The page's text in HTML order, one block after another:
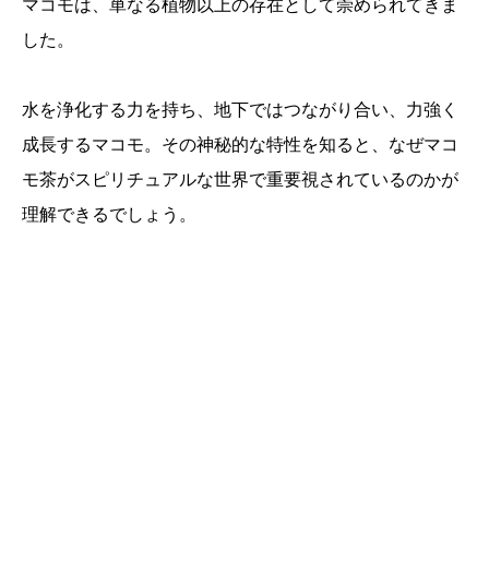
マコモは、単なる植物以上の存在として崇められてきま
した。
水を浄化する力を持ち、地下ではつながり合い、力強く
成長するマコモ。その神秘的な特性を知ると、なぜマコ
モ茶がスピリチュアルな世界で重要視されているのかが
理解できるでしょう。